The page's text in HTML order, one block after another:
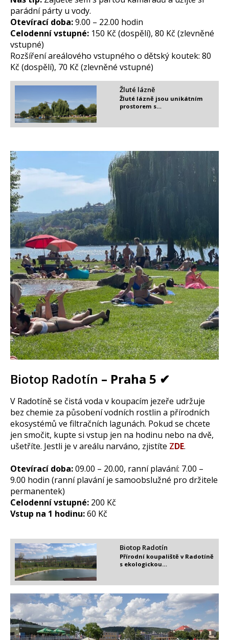
parádní párty u vody.
Otevírací doba:9.00 – 22.00 hodin
Celodenní vstupné: 150 Kč (dospělí), 80 Kč (zlevněné
vstupné)
Rozšíření areálového vstupného o dětský koutek: 80
Kč (dospělí), 70 Kč (zlevněné vstupné)
Žluté lázně
Žluté lázně jsou unikátním
prostorem s…
Biotop Radotín – Praha 5 ✔
V Radotíně se čistá voda v koupacím jezeře udržuje
bez chemie za působení vodních rostlin a přírodních
ekosystémů ve filtračních lagunách. Pokud se chcete
jen smočit, kupte si vstup jen na hodinu nebo na dvě,
ušetříte. Jestli je v areálu narváno, zjistíte ZDE.
Otevírací doba:09.00 – 20.00, ranní plavání: 7.00 –
9.00 hodin (ranní plavání je samoobslužné pro držitele
permanentek)
Celodenní vstupné: 200 Kč
Vstup na 1 hodinu:60 Kč
Biotop Radotín
Přírodní koupaliště v Radotíně
s ekologickou…